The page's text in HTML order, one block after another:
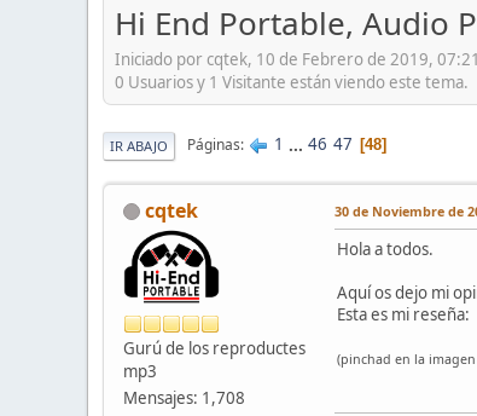
Hi End Portable, Audio
Iniciado por cqtek, 10 de Febrero de 2019,
0 Usuarios y 1 Visitante están viendo este tema.
IR ABAJO Páginas 1 ... 46 47 48
cqtek
Gurú de los reproductes
mp3
Mensajes: 1,708
30 de Noviembre de
Hola a todos.
Aquí os dejo mi
Esta es mi reseña:
(pinchad en la